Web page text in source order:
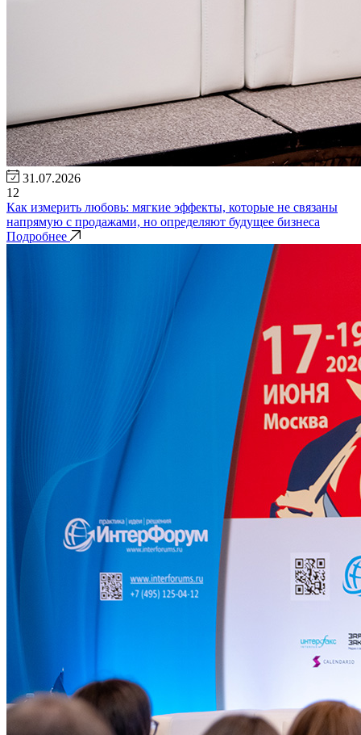
31.07.2026
12
Как измерить любовь: мягкие эффекты, которые не связаны
напрямую с продажами, но определяют будущее бизнеса
Подробнее